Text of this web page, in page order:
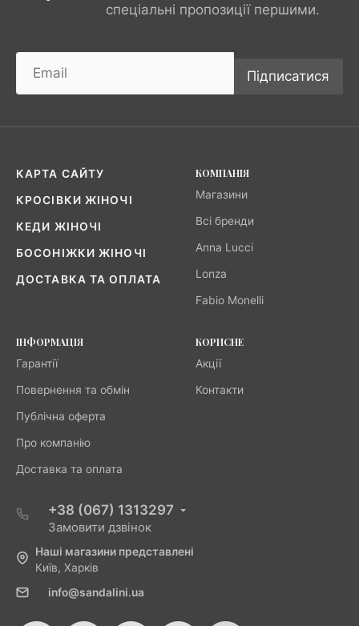
спеціальні пропозиції першими.
Підписатися
КАРТА САЙТУ
КРОСІВКИ ЖІНОЧІ
КЕДИ ЖІНОЧІ
БОСОНІЖКИ ЖІНОЧІ
ДОСТАВКА ТА ОПЛАТА
КОМПАНІЯ
Магазини
Всі бренди
Anna Lucci
Lonza
Fabio Monelli
ІНФОРМАЦІЯ
Гарантії
Повернення та обмін
Публічна оферта
Про компанію
Доставка та оплата
КОРИСНЕ
Акції
Контакти
+38 (067) 1313297
Замовити дзвінок
Наші магазини представлені
Київ, Харків
info@sandalini.ua